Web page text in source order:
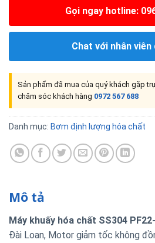
Gọi ngay hotline:
Chat với nhân viên
Sản phẩm đã mua của quý khách gặp
chăm sóc khách hàng 0972 567 688
Danh mục: Bơm định lượng hóa chất
Mô tả
Máy khuấy hóa chất SS304
Đài Loan, Motor giảm tốc không